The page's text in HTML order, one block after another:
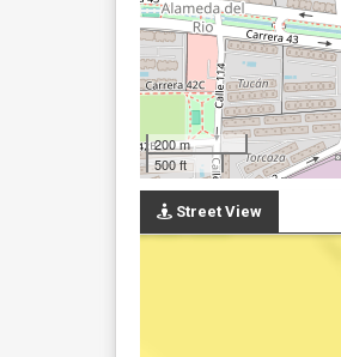
200 m
500 ft
Street View